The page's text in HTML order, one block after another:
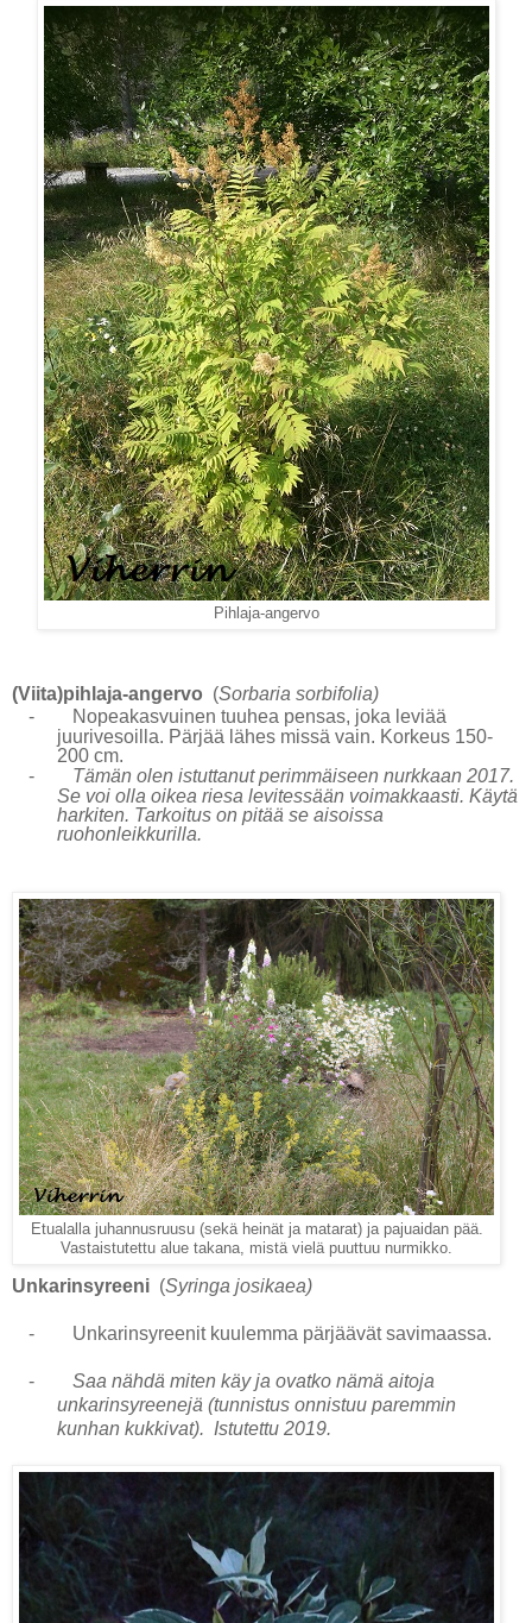
Pihlaja-angervo
(Viita)pihlaja-angervo (Sorbaria sorbifolia)
-
Nopeakasvuinen tuuhea pensas, joka leviää
juurivesoilla. Pärjää lähes missä vain. Korkeus 150-
200 cm.
-
Tämän olen istuttanut perimmäiseen nurkkaan 2017.
Se voi olla oikea riesa levitessään voimakkaasti. Käytä
harkiten. Tarkoitus on pitää se aisoissa
ruohonleikkurilla.
Etualalla juhannusruusu (sekä heinät ja matarat) ja pajuaidan pää.
Vastaistutettu alue takana, mistä vielä puuttuu nurmikko.
Unkarinsyreeni (Syringa josikaea)
- Unkarinsyreenit kuulemma pärjäävät savimaassa.
-
Saa nähdä miten käy ja ovatko nämä aitoja
unkarinsyreenejä (tunnistus onnistuu paremmin
kunhan kukkivat). Istutettu 2019.